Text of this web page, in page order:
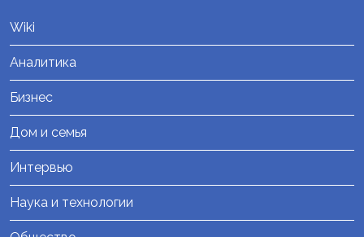
Wiki
Аналитика
Бизнес
Дом и семья
Интервью
Наука и технологии